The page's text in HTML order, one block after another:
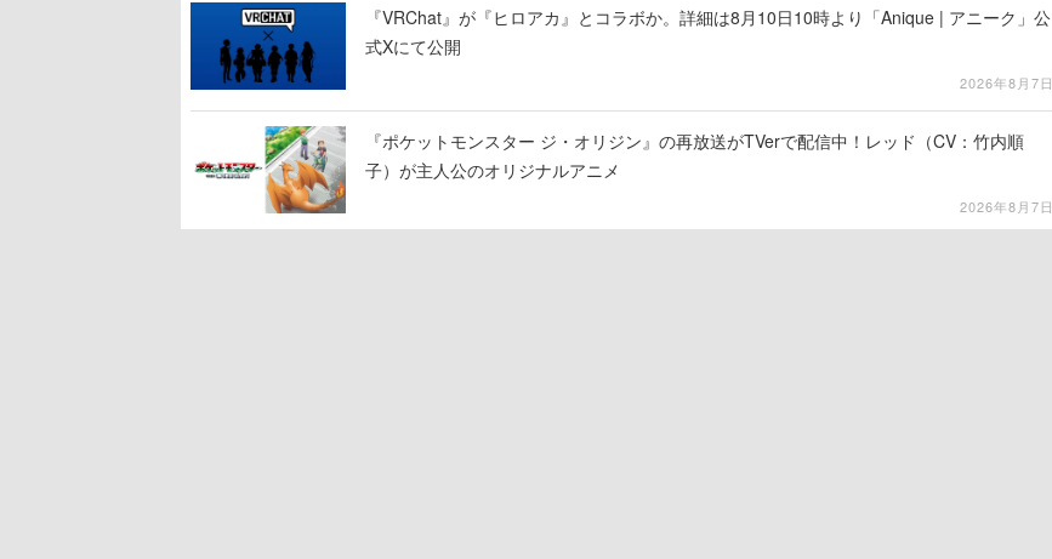
『VRChat』が『ヒロアカ』とコラボか。詳細は8月10日10時より「Anique | アニーク」公
式Xにて公開
2026年8月7日
『ポケットモンスター ジ・オリジン』の再放送がTVerで配信中！レッド（CV：竹内順
子）が主人公のオリジナルアニメ
2026年8月7日